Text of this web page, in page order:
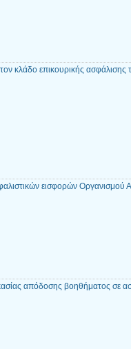
κλάδο επικουρικής
εισφορών Οργανισμού
απόδοσης βοηθήματος σε